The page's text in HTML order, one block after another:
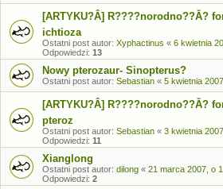
[ARTYKU?Â] R????norodno??Ă?
ichtioza
Ostatni post autor: Xyphactinus « 6 kwietnia
Odpowiedzi: 13
Nowy pterozaur- Sinopterus?
Ostatni post autor: Sebastian « 5 kwietnia
[ARTYKU?Â] R????norodno??Ă?
pteroz
Ostatni post autor: Sebastian « 3 kwietnia
Odpowiedzi: 11
Xianglong
Ostatni post autor: dilong « 21 marca 2007, o
Odpowiedzi: 2